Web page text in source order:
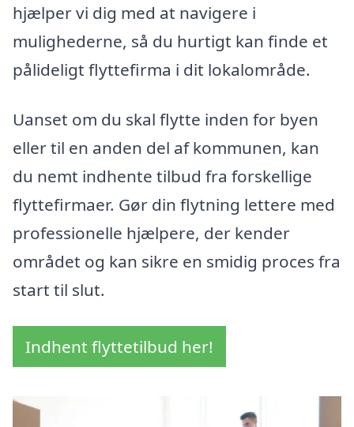
hjælper vi dig med at navigere i
mulighederne, så du hurtigt kan finde et
pålideligt flyttefirma i dit lokalområde.
Uanset om du skal flytte inden for byen
eller til en anden del af kommunen, kan
du nemt indhente tilbud fra forskellige
flyttefirmaer. Gør din flytning lettere med
professionelle hjælpere, der kender
området og kan sikre en smidig proces fra
start til slut.
Indhent flyttetilbud her!